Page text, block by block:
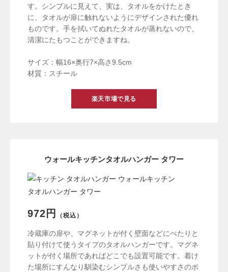
す。シンプルに見えて、実は、タオルをかけたとき
に、タオルが扉に触れないようにデザインされた優れ
ものです。手を拭いてぬれたタオルが蒸れないので、
清潔にたもつことができますね。
サイズ：幅16×奥行7×高さ9.5cm
材質：スチール
楽天市場で見る
ウォールキッチンタオルハンガー タワー
972円 （税込）
冷蔵庫の扉や、マグネットが付く壁面などにぺたりと
貼り付けて使うタイプのタオルハンガーです。マグネ
ットが付く場所であればどこでも設置可能です。着け
た場所にすんなり馴染むシンプルさも使いやすさのポ